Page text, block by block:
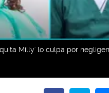
Milly' lo culpa por